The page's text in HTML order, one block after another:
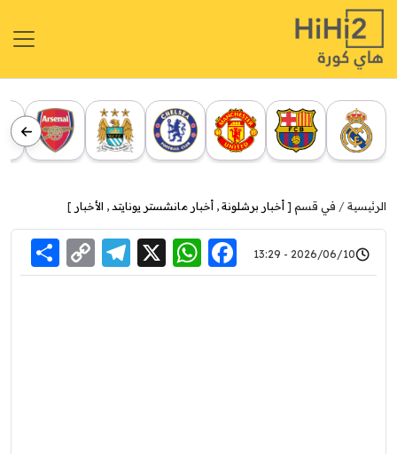
الرئيسية في قسم [ أخبار برشلونة , أخبار مانشستر يونايتد , الأخبار ]
2026/06/10 - 13:29
Facebook
WhatsApp
X
Link